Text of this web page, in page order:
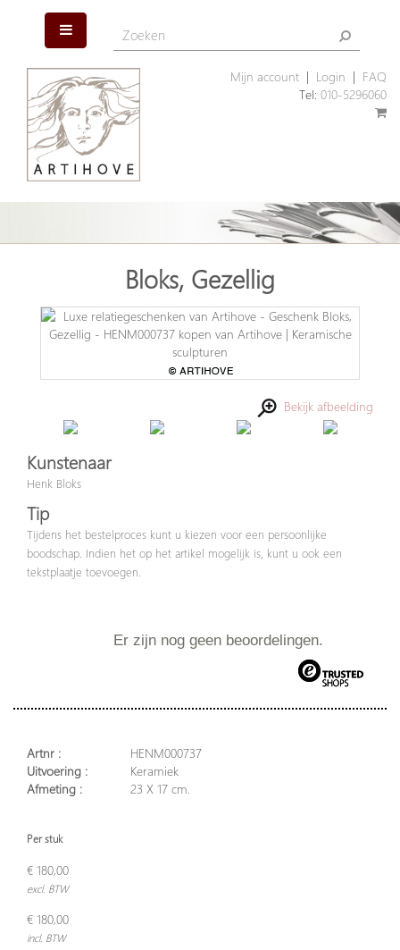
Mijn account| Login
FAQ
Tel: 010-5296060
Bloks, Gezellig
Bekijk afbeelding
Kunstenaar
Henk Bloks
Tip
Tijdens het bestelproces kunt u kiezen voor een persoonlijke
boodschap. Indien het op het artikel mogelijk is, kunt u ook een
tekstplaatje toevoegen.
Er zijn nog geen beoordelingen.
Artnr :
HENM000737
Uitvoering :
Keramiek
Afmeting :
23 X 17 cm.
Per stuk
€ 180,00
excl. BTW
€ 180,00
incl. BTW